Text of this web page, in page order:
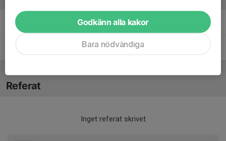
Tränare
Tränare
Referat
Inget referat skrivet
Godkänn alla kakor
Bara nödvändiga